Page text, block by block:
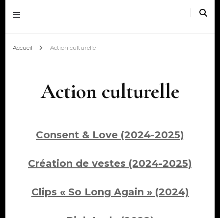
Accueil Action culturelle
Action culturelle
Consent & Love (2024-2025)
Création de vestes (2024-2025)
Clips « So Long Again » (2024)